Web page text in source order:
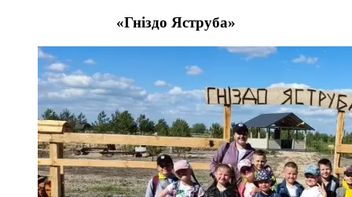
«Гніздо Яструба»